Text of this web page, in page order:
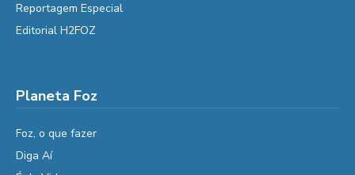
Reportagem Especial
Editorial H2FOZ
Planeta Foz
Foz, o que fazer
Diga Aí